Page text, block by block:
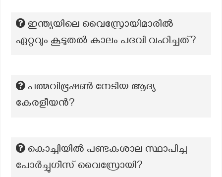
ഇന്ത്യയിലെ വൈസ്രോയിമാരിൽ
ഏറ്റവും കൂടുതൽ കാലം പദവി വഹിച്ചത്?
പത്മവിഭൂഷണ്‍ നേടിയ ആദ്യ
കേരളീയന്‍?
കൊച്ചിയിൽ പണ്ടകശാല സ്ഥാപിച്ച
പോർച്ചുഗീസ് വൈസ്രോയി?